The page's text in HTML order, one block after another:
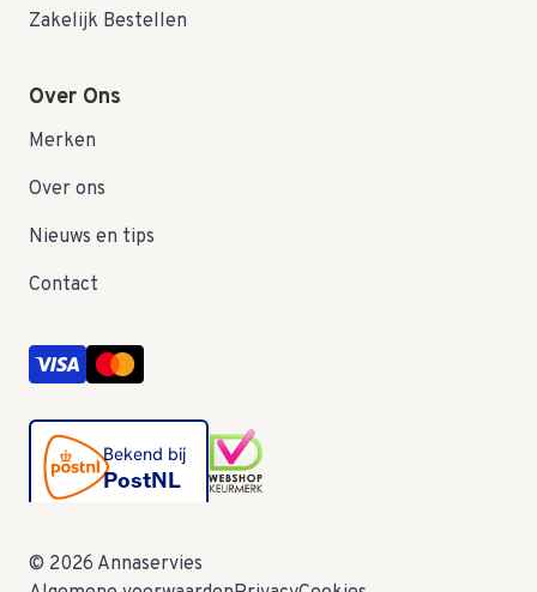
Zakelijk Bestellen
Over Ons
Merken
Over ons
Nieuws en tips
Contact
© 2026 Annaservies